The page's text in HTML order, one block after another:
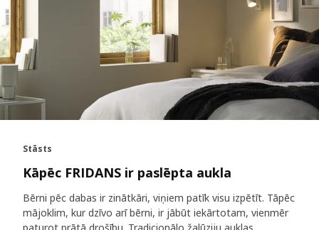
Stāsts
Kāpēc FRIDANS ir paslēpta aukla
Bērni pēc dabas ir zinātkāri, viņiem patīk visu izpētīt. Tāpēc
mājoklim, kur dzīvo arī bērni, ir jābūt iekārtotam, vienmēr
paturot prātā drošību. Tradicionālo žalūziju auklas